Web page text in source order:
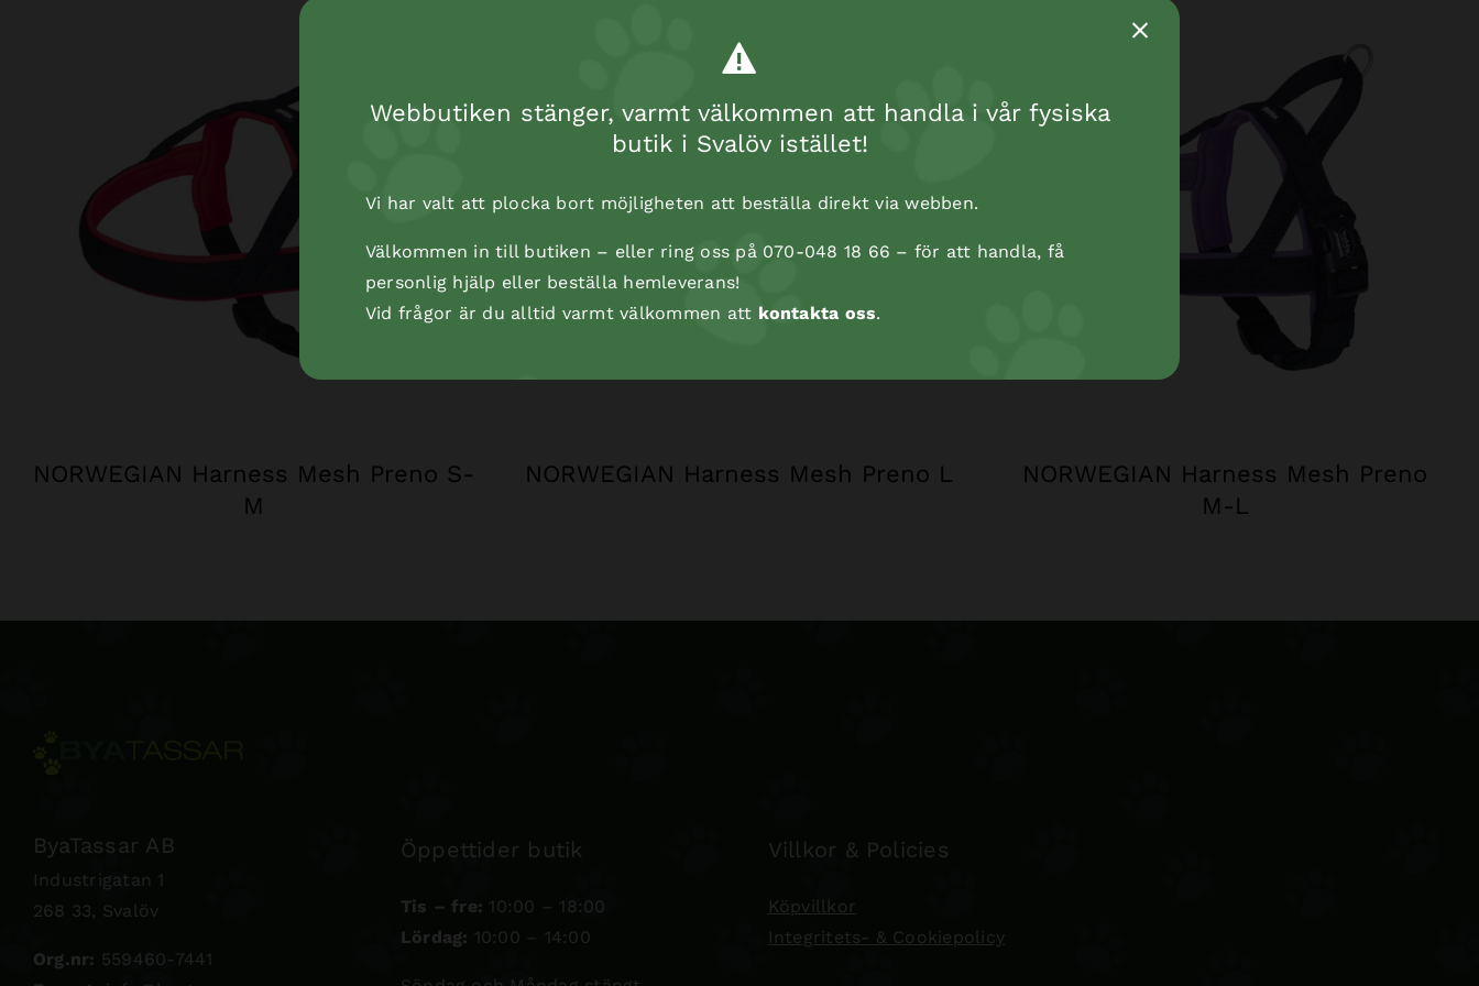
NORWEGIAN Harness Mesh Preno S-
M
NORWEGIAN Harness Mesh Preno L
NORWEGIAN Harness Mesh Preno
M-L
ByaTassar AB
Industrigatan 1
268 33, Svalöv
Org.nr: 559460-7441
Öppettider butik
Tis – fre: 10:00 – 18:00
Lördag: 10:00 – 14:00
Villkor & Policies
Köpvillkor
Integritets- & Cookiepolicy
Webbutiken stänger, varmt välkommen att handla i vår fysiska
butik i Svalöv istället!
Vi har valt att plocka bort möjligheten att beställa direkt via webben.
Välkommen in till butiken – eller ring oss på 070-048 18 66 – för att handla, få
personlig hjälp eller beställa hemleverans!
Vid frågor är du alltid varmt välkommen att kontakta oss.